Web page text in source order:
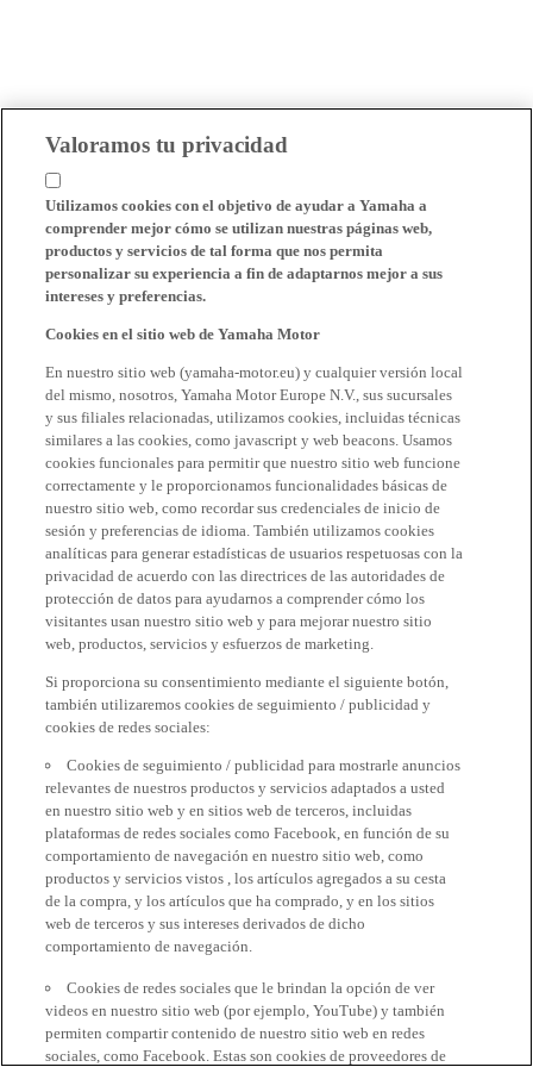
Valoramos tu privacidad
Utilizamos cookies con el objetivo de ayudar a Yamaha a
comprender mejor cómo se utilizan nuestras páginas web,
productos y servicios de tal forma que nos permita
personalizar su experiencia a fin de adaptarnos mejor a sus
intereses y preferencias.
Cookies en el sitio web de Yamaha Motor
En nuestro sitio web (yamaha-motor.eu) y cualquier versión local
del mismo, nosotros, Yamaha Motor Europe N.V., sus sucursales
y sus filiales relacionadas, utilizamos cookies, incluidas técnicas
similares a las cookies, como javascript y web beacons. Usamos
cookies funcionales para permitir que nuestro sitio web funcione
correctamente y le proporcionamos funcionalidades básicas de
nuestro sitio web, como recordar sus credenciales de inicio de
sesión y preferencias de idioma. También utilizamos cookies
analíticas para generar estadísticas de usuarios respetuosas con la
privacidad de acuerdo con las directrices de las autoridades de
protección de datos para ayudarnos a comprender cómo los
visitantes usan nuestro sitio web y para mejorar nuestro sitio
web, productos, servicios y esfuerzos de marketing.
Si proporciona su consentimiento mediante el siguiente botón,
también utilizaremos cookies de seguimiento / publicidad y
cookies de redes sociales:
Cookies de seguimiento / publicidad para mostrarle anuncios
relevantes de nuestros productos y servicios adaptados a usted
en nuestro sitio web y en sitios web de terceros, incluidas
plataformas de redes sociales como Facebook, en función de su
comportamiento de navegación en nuestro sitio web, como
productos y servicios vistos , los artículos agregados a su cesta
de la compra, y los artículos que ha comprado, y en los sitios
web de terceros y sus intereses derivados de dicho
comportamiento de navegación.
Cookies de redes sociales que le brindan la opción de ver
videos en nuestro sitio web (por ejemplo, YouTube) y también
permiten compartir contenido de nuestro sitio web en redes
sociales, como Facebook. Estas son cookies de proveedores de